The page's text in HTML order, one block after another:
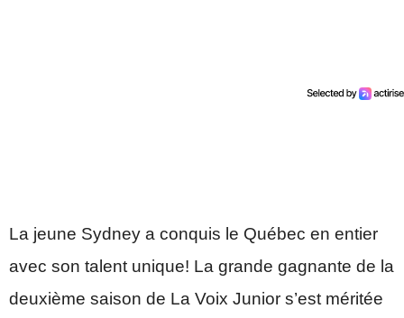
La jeune Sydney a conquis le Québec en entier
avec son talent unique! La grande gagnante de la
deuxième saison de La Voix Junior s’est méritée